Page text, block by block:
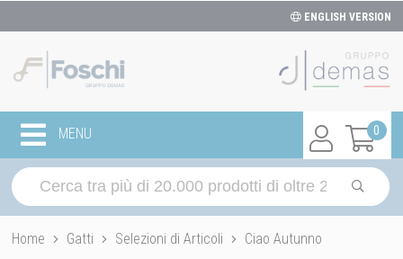
ENGLISH VERSION
0
MENU
Home Gatti Selezioni di Articoli Ciao Autunno